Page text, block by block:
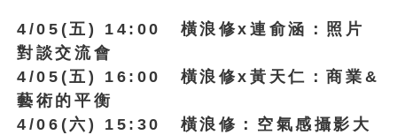
4/05(五) 14:00 橫浪修x連俞涵：照片
對談交流會
4/05(五) 16:00 橫浪修x黃天仁：商業&
藝術的平衡
4/06( 六) 15:30 橫浪修：空氣感攝影大